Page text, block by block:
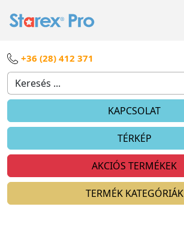
+36 (28) 412 371
KAPCSOLAT
TÉRKÉP
AKCIÓS TERMÉKEK
TERMÉK KATEGÓRIÁK